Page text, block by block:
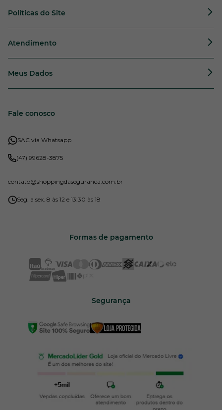
Políticas do Site
Atendimento
Meus Dados
Fale conosco
SAC via Whatsapp
(47) 99628-3875
contato@shoppingdaseguranca.com.br
Seg. a sex. 8 às 12 e 13:30 às 18
Formas de pagamento
Segurança